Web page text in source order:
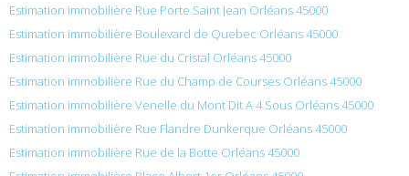
Estimation immobilière Rue Porte Saint Jean Orléans 45000
Estimation immobilière Boulevard de Quebec Orléans 45000
Estimation immobilière Rue du Cristal Orléans 45000
Estimation immobilière Rue du Champ de Courses Orléans 45000
Estimation immobilière Venelle du Mont Dit A 4 Sous Orléans 45000
Estimation immobilière Rue Flandre Dunkerque Orléans 45000
Estimation immobilière Rue de la Botte Orléans 45000